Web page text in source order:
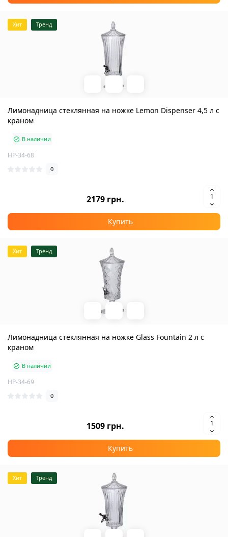
Хит Тренд
Лимонадница стеклянная на ножке Lemon Dispenser 4,5 л с
краном
В наличии
HP-34-68
0
2179 грн.
Купить
Хит Тренд
Лимонадница стеклянная на ножке Glass Fountain 2 л с
краном
В наличии
HP-34-69
0
1509 грн.
Купить
Хит Тренд